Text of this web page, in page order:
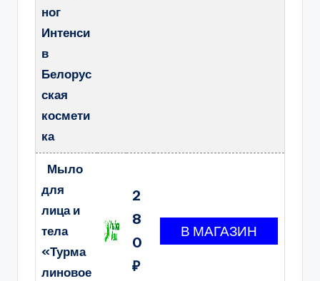
ног
Интенси
в
Белорус
ская
космети
ка
Мыло
для
лица и
тела
«Турма
линовое
2
8
0
₽